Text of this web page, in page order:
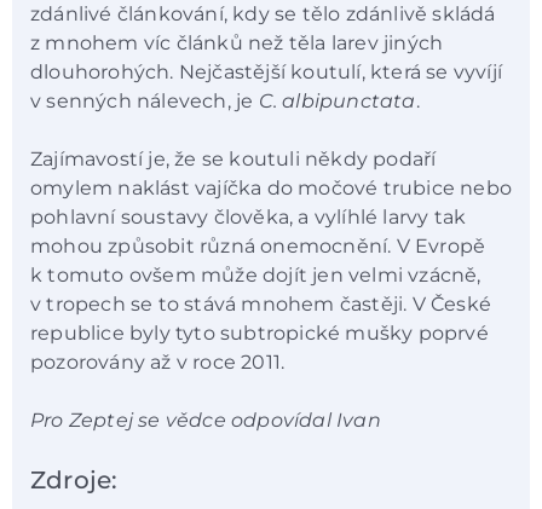
zdánlivé článkování, kdy se tělo zdánlivě skládá
z mnohem víc článků než těla larev jiných
dlouhorohých. Nejčastější koutulí, která se vyvíjí
v senných nálevech, je C. albipunctata.
Zajímavostí je, že se koutuli někdy podaří
omylem naklást vajíčka do močové trubice nebo
pohlavní soustavy člověka, a vylíhlé larvy tak
mohou způsobit různá onemocnění. V Evropě
k tomuto ovšem může dojít jen velmi vzácně,
v tropech se to stává mnohem častěji. V České
republice byly tyto subtropické mušky poprvé
pozorovány až v roce 2011.
Pro Zeptej se vědce odpovídal Ivan
Zdroje: